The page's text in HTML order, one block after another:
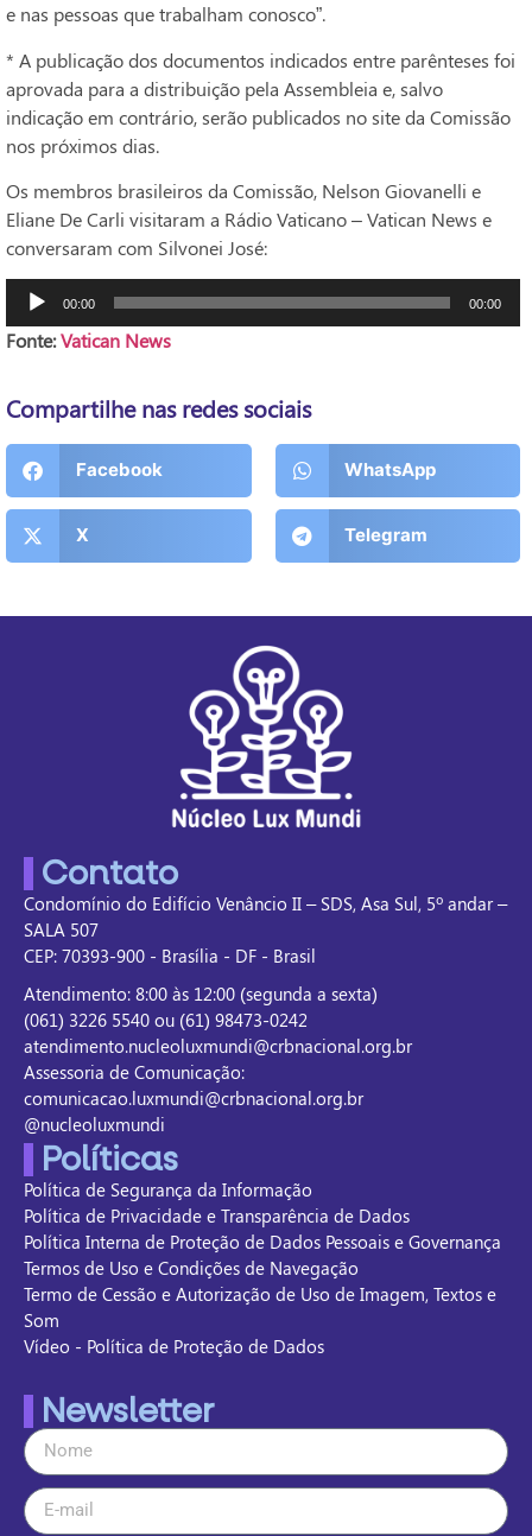
e nas pessoas que trabalham conosco”.
* A publicação dos documentos indicados entre parênteses foi
aprovada para a distribuição pela Assembleia e, salvo
indicação em contrário, serão publicados no site da Comissão
nos próximos dias.
Os membros brasileiros da Comissão, Nelson Giovanelli e
Eliane De Carli visitaram a Rádio Vaticano – Vatican News e
conversaram com Silvonei José:
Tocador
de
áudio
00:00 00:00
Fonte:Vatican News
Compartilhe nas redes sociais
Facebook WhatsApp
X Telegram
Contato
Condomínio do Edifício Venâncio II – SDS, Asa Sul, 5º andar –
SALA 507
CEP: 70393-900 - Brasília - DF - Brasil
Atendimento: 8:00 às 12:00 (segunda a sexta)
(061) 3226 5540 ou (61) 98473-0242
atendimento.nucleoluxmundi@crbnacional.org.br
Assessoria de Comunicação:
comunicacao.luxmundi@crbnacional.org.br
@nucleoluxmundi
Políticas
Política de Segurança da Informação
Política de Privacidade e Transparência de Dados
Política Interna de Proteção de Dados Pessoais e Governança
Termos de Uso e Condições de Navegação
Termo de Cessão e Autorização de Uso de Imagem, Textos e
Som
Vídeo - Política de Proteção de Dados
Newsletter